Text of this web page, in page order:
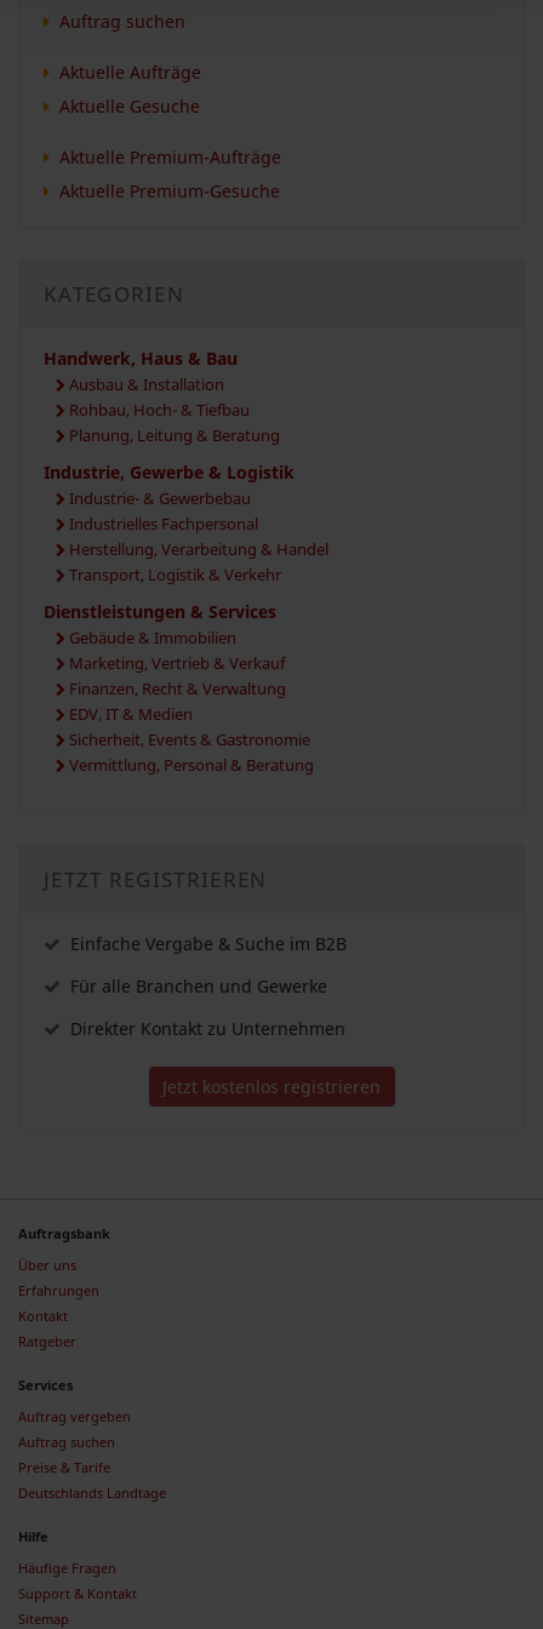
Auftrag suchen
Aktuelle Aufträge
Aktuelle Gesuche
Aktuelle Premium-Aufträge
Aktuelle Premium-Gesuche
KATEGORIEN
Handwerk, Haus & Bau
Ausbau & Installation
Rohbau, Hoch- & Tiefbau
Planung, Leitung & Beratung
Industrie, Gewerbe & Logistik
Industrie- & Gewerbebau
Industrielles Fachpersonal
Herstellung, Verarbeitung & Handel
Transport, Logistik & Verkehr
Dienstleistungen & Services
Gebäude & Immobilien
Marketing, Vertrieb & Verkauf
Finanzen, Recht & Verwaltung
EDV, IT & Medien
Sicherheit, Events & Gastronomie
Vermittlung, Personal & Beratung
JETZT REGISTRIEREN
Einfache Vergabe & Suche im B2B
Für alle Branchen und Gewerke
Direkter Kontakt zu Unternehmen
Jetzt kostenlos registrieren
Auftragsbank
Über uns
Erfahrungen
Kontakt
Ratgeber
Services
Auftrag vergeben
Auftrag suchen
Preise & Tarife
Deutschlands Landtage
Hilfe
Häufige Fragen
Support & Kontakt
Sitemap